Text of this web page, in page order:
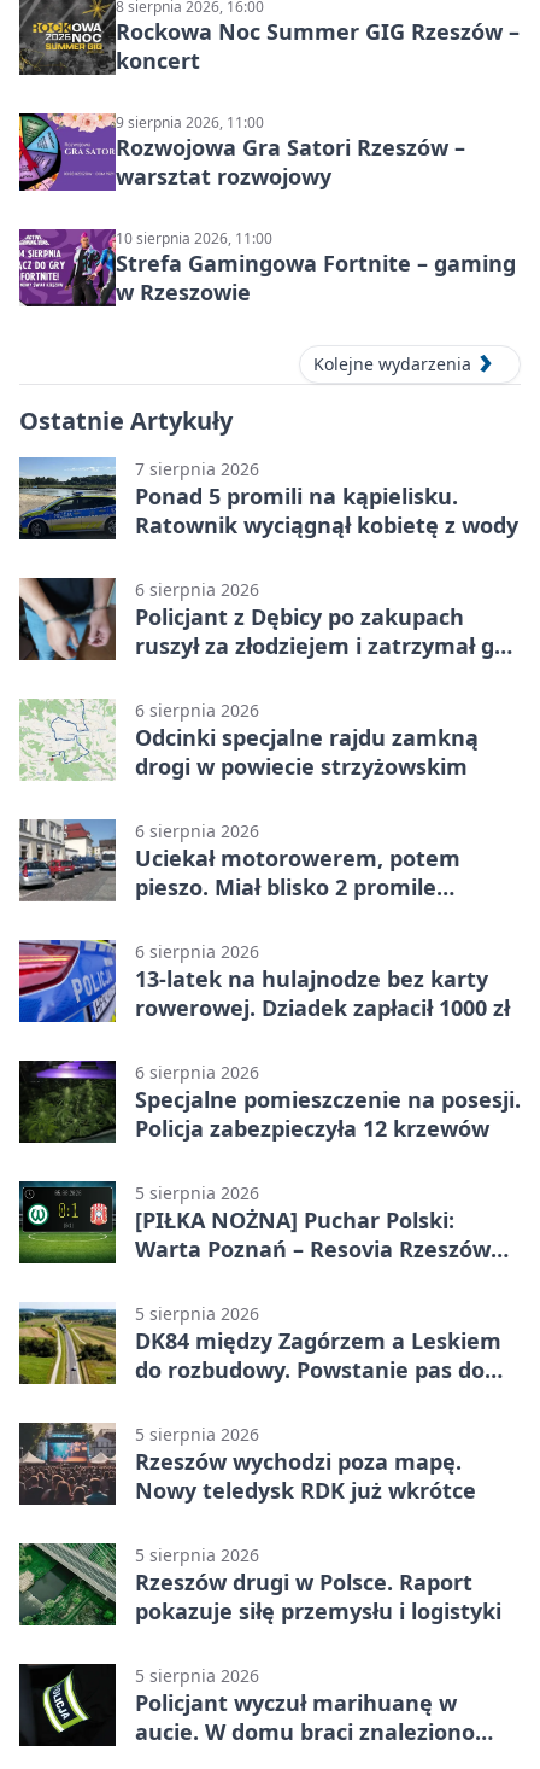
8 sierpnia 2026, 16:00
Rockowa Noc Summer GIG Rzeszów –
koncert
9 sierpnia 2026, 11:00
Rozwojowa Gra Satori Rzeszów –
warsztat rozwojowy
10 sierpnia 2026, 11:00
Strefa Gamingowa Fortnite – gaming
w Rzeszowie
Kolejne wydarzenia
Ostatnie Artykuły
7 sierpnia 2026
Ponad 5 promili na kąpielisku.
Ratownik wyciągnął kobietę z wody
6 sierpnia 2026
Policjant z Dębicy po zakupach
ruszył za złodziejem i zatrzymał go
6 sierpnia 2026
Odcinki specjalne rajdu zamkną
drogi w powiecie strzyżowskim
6 sierpnia 2026
Uciekał motorowerem, potem
pieszo. Miał blisko 2 promile
6 sierpnia 2026
13-latek na hulajnodze bez karty
rowerowej. Dziadek zapłacił 1000 zł
6 sierpnia 2026
Specjalne pomieszczenie na posesji.
Policja zabezpieczyła 12 krzewów
5 sierpnia 2026
[PIŁKA NOŻNA] Puchar Polski:
Warta Poznań – Resovia Rzeszów
pierwszoligowca
5 sierpnia 2026
DK84 między Zagórzem a Leskiem
do rozbudowy. Powstanie pas do
5 sierpnia 2026
Rzeszów wychodzi poza mapę.
Nowy teledysk RDK już wkrótce
5 sierpnia 2026
Rzeszów drugi w Polsce. Raport
pokazuje siłę przemysłu i logistyki
5 sierpnia 2026
Policjant wyczuł marihuanę w
aucie. W domu braci znaleziono